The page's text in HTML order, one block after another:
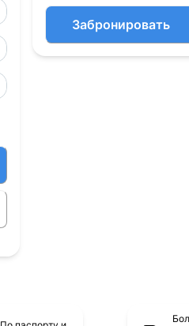
Забронировать